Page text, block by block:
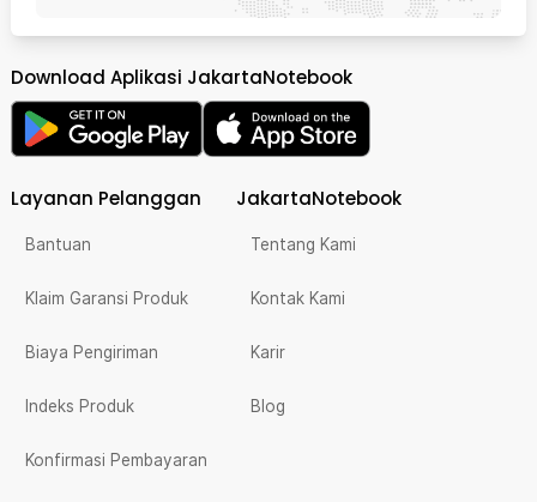
Download Aplikasi JakartaNotebook
Layanan Pelanggan
Bantuan
Klaim Garansi Produk
Biaya Pengiriman
Indeks Produk
Konfirmasi Pembayaran
JakartaNotebook
Tentang Kami
Kontak Kami
Karir
Blog